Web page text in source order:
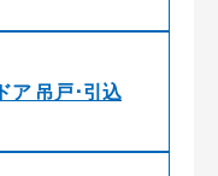
ア 吊戸･引込